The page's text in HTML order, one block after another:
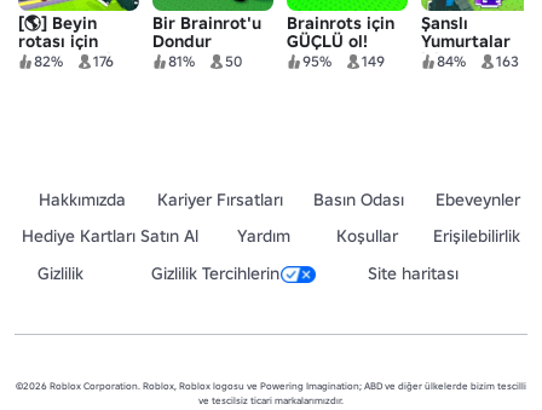
[🌎] Beyin
rotası için
yoldan geçin
82% 176
Bir Brainrot'u
Dondur
81% 50
Brainrots için
GÜÇLÜ ol!
95% 149
Şanslı
Yumurtalar
için84% 163
Hakkımızda Kariyer Fırsatları Basın Odası
Ebeveynler
Hediye Kartları Satın Al
Yardım Koşullar
Erişilebilirlik
Gizlilik
Gizlilik Tercihlerin Site haritası
©2026 Roblox Corporation. Roblox, Roblox logosu ve Powering Imagination; ABD ve diğer ülkelerde bizim tescilli
ve tescilsiz ticari markalarımızdır.